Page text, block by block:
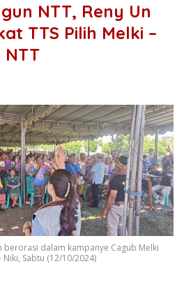
NTT, Reny Un
TTS Pilih Melki –
NTT
berorasi dalam kampanye Cagub Melki
Niki, Sabtu (12/10/2024)